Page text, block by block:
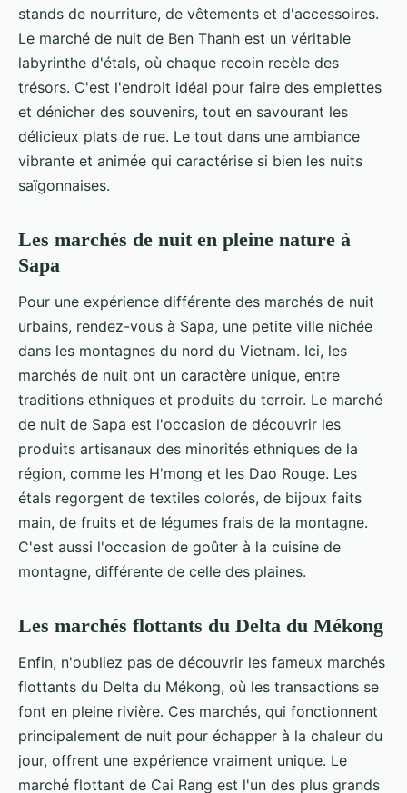
stands de nourriture, de vêtements et d'accessoires.
Le marché de nuit de Ben Thanh est un véritable
labyrinthe d'étals, où chaque recoin recèle des
trésors. C'est l'endroit idéal pour faire des emplettes
et dénicher des souvenirs, tout en savourant les
délicieux plats de rue. Le tout dans une ambiance
vibrante et animée qui caractérise si bien les nuits
saïgonnaises.
Les marchés de nuit en pleine nature à
Sapa
Pour une expérience différente des marchés de nuit
urbains, rendez-vous à Sapa, une petite ville nichée
dans les montagnes du nord du Vietnam. Ici, les
marchés de nuit ont un caractère unique, entre
traditions ethniques et produits du terroir. Le marché
de nuit de Sapa est l'occasion de découvrir les
produits artisanaux des minorités ethniques de la
région, comme les H'mong et les Dao Rouge. Les
étals regorgent de textiles colorés, de bijoux faits
main, de fruits et de légumes frais de la montagne.
C'est aussi l'occasion de goûter à la cuisine de
montagne, différente de celle des plaines.
Les marchés flottants du Delta du Mékong
Enfin, n'oubliez pas de découvrir les fameux marchés
flottants du Delta du Mékong, où les transactions se
font en pleine rivière. Ces marchés, qui fonctionnent
principalement de nuit pour échapper à la chaleur du
jour, offrent une expérience vraiment unique. Le
marché flottant de Cai Rang est l'un des plus grands